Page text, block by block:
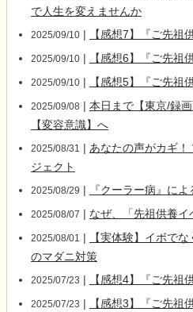
で人生を変えませんか
2025/09/10| 【感想7】『ご先祖
2025/09/10| 【感想6】『ご先祖
2025/09/10| 【感想5】『ご先祖
2025/09/08 | 本日まで【東京/録
【変容意識】へ
2025/08/31 | あなたの声がカギ！
ジェクト
2025/08/29 | 『クーラー病』に
2025/08/07 | なぜ、「先祖供養イ
2025/08/01 |
【実体験】イボで
のマダニ対策
2025/07/23 | 【感想4】『ご先祖
2025/07/23 | 【感想3】『ご先祖